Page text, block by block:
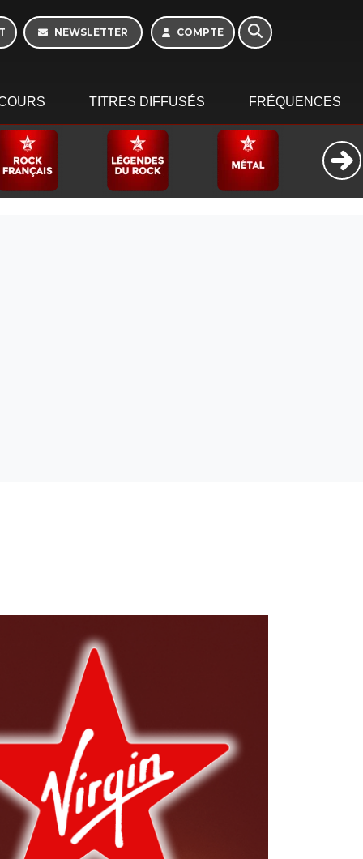
NEWSLETTER COMPTE
TITRES DIFFUSÉS FRÉQUENCES
16h - 20h